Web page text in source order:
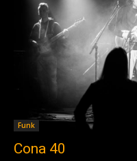
Funk
Cona 40